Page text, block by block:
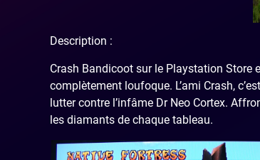
Description :
Crash Bandicoot sur le Playstation Store
complètement loufoque. L’ami Crash,
lutter contre l’infâme Dr Neo Cortex.
les diamants de chaque tableau.